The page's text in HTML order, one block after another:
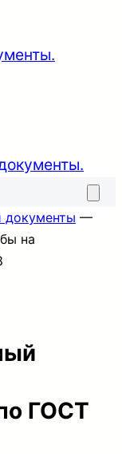
документы —
на
ГОСТ